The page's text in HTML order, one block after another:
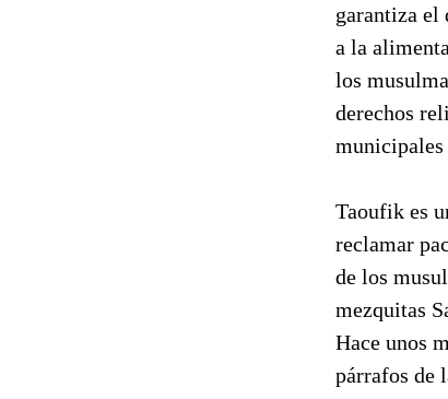
garantiza el
a la
los
derechos
Taoufik es
reclamar
de los
mezquitas
Hace unos
párrafos de